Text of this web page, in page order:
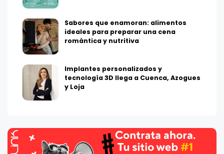
Sabores que enamoran: alimentos
ideales para preparar una cena
romántica y nutritiva
Implantes personalizados y
tecnología 3D llega a Cuenca, Azogues
y Loja